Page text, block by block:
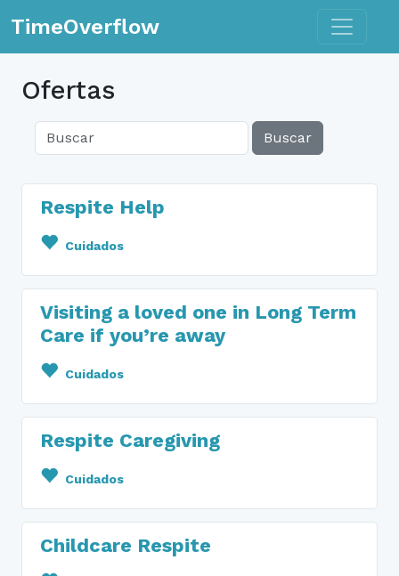
TimeOverflow Toggle
Ofertas
Buscar
Respite Help
Cuidados
Visiting a loved one in Long Term
Care if you’re away
Cuidados
Respite Caregiving
Cuidados
Childcare Respite